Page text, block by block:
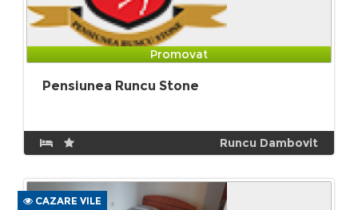
Promovat
Pensiunea Runcu Stone
Runcu Dambovit
CAZARE VILE